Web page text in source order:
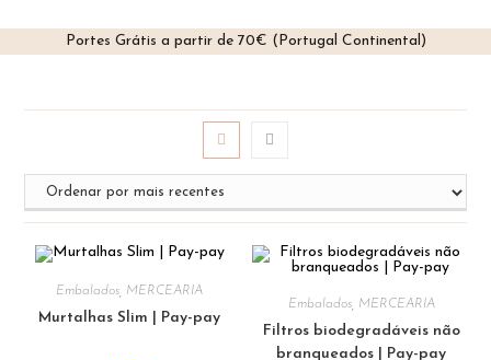
Portes Grátis a partir de 70€ (Portugal Continental)
Embalados MERCEARIA
Murtalhas Slim | Pay-pay
Embalados, MERCEARIA
Filtros biodegradáveis ​​não
branqueados | Pay-pay